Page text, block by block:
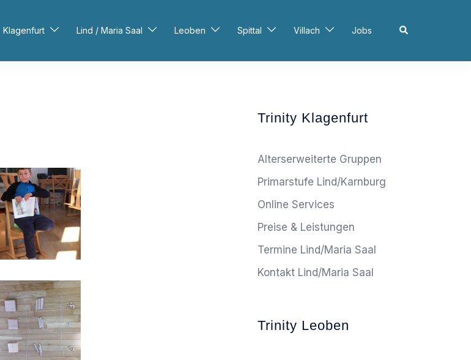
Klagenfurt Lind / Maria Saal Leoben Spittal Villach Jobs Search
Trinity Klagenfurt
Alterserweiterte Gruppen
Primarstufe Lind/Karnburg
Online Services
Preise & Leistungen
Termine Lind/Maria Saal
Kontakt Lind/Maria Saal
Trinity Leoben